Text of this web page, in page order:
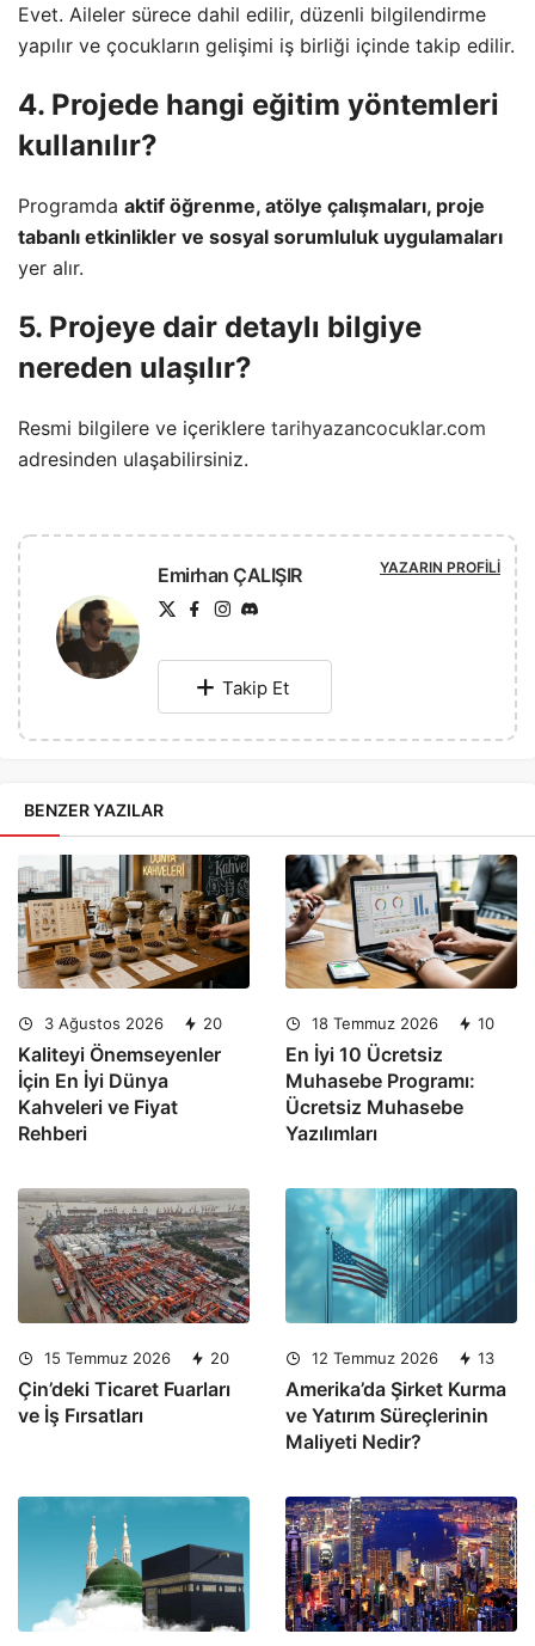
Evet. Aileler sürece dahil edilir, düzenli bilgilendirme
yapılır ve çocukların gelişimi iş birliği içinde takip edilir.
4. Projede hangi eğitim yöntemleri
kullanılır?
Programda aktif öğrenme, atölye çalışmaları, proje
tabanlı etkinlikler ve sosyal sorumluluk uygulamaları
yer alır.
5. Projeye dair detaylı bilgiye
nereden ulaşılır?
Resmi bilgilere ve içeriklere tarihyazancocuklar.com
adresinden ulaşabilirsiniz.
Emirhan ÇALIŞIR YAZARIN PROFILI
Takip Et
BENZER YAZILAR
3 Ağustos 2026 20
Kaliteyi Önemseyenler
İçin En İyi Dünya
Kahveleri ve Fiyat
Rehberi
18 Temmuz 2026 10
En İyi 10 Ücretsiz
Muhasebe Programı:
Ücretsiz Muhasebe
Yazılımları
15 Temmuz 2026 20
Çin’deki Ticaret Fuarları
ve İş Fırsatları
12 Temmuz 2026 13
Amerika’da Şirket Kurma
ve Yatırım Süreçlerinin
Maliyeti Nedir?